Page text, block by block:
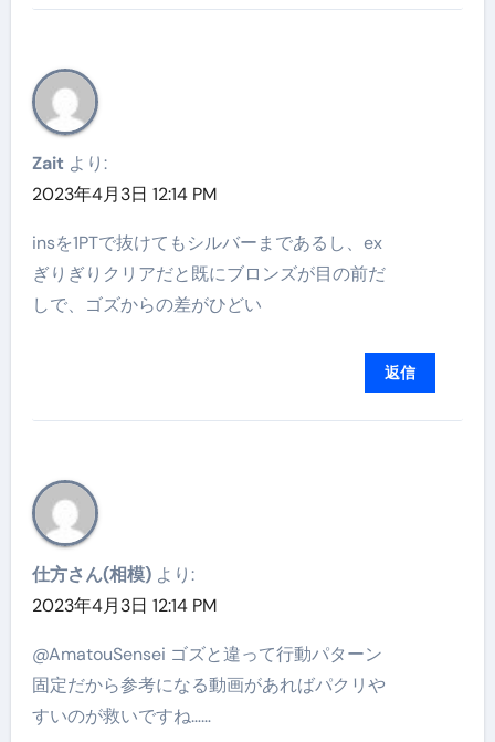
Zait より:
2023年4月3日 12:14 PM
insを1PTで抜けてもシルバーまであるし、ex
ぎりぎりクリアだと既にブロンズが目の前だ
しで、ゴズからの差がひどい
返信
仕方さん(相模) より:
2023年4月3日 12:14 PM
@AmatouSensei ゴズと違って行動パターン
固定だから参考になる動画があればパクリや
すいのが救いですね……